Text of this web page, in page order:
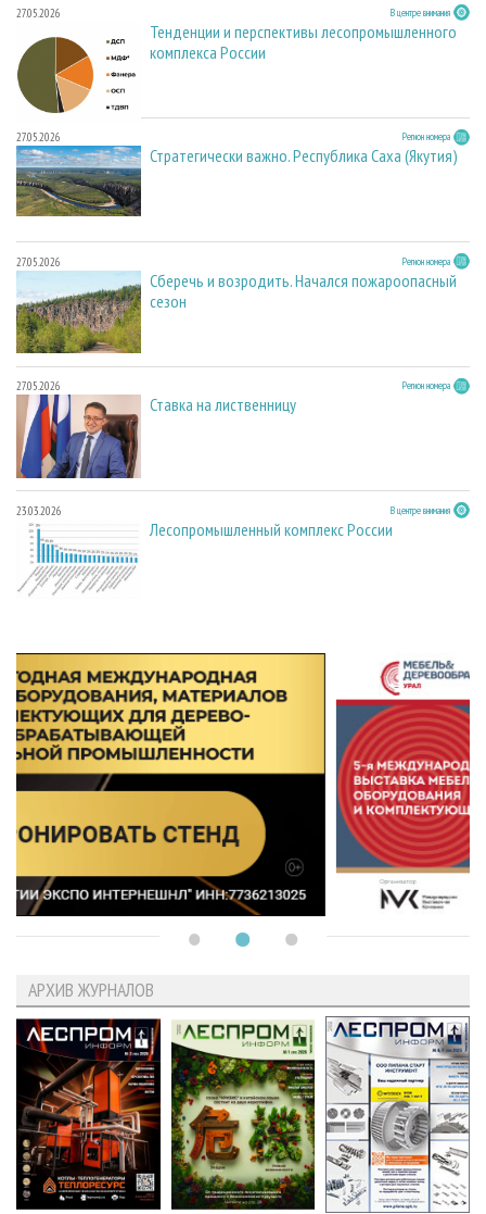
27.05.2026 В центре внимания
Тенденции и перспективы лесопромышленного
комплекса России
27.05.2026 Регион номера
Стратегически важно. Республика Саха (Якутия)
27.05.2026 Регион номера
Сберечь и возродить. Начался пожароопасный
сезон
27.05.2026 Регион номера
Ставка на лиственницу
23.03.2026 В центре внимания
Лесопромышленный комплекс России
АРХИВ ЖУРНАЛОВ